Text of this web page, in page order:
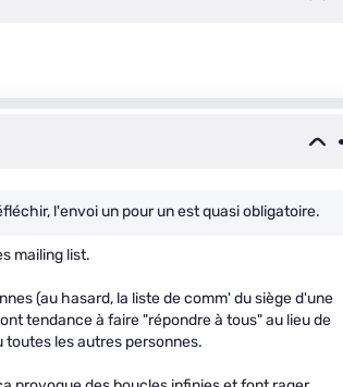
l'envoi un pour un est quasi obligatoire.
mailing list.
(au hasard, la liste de comm' du siège d'une
tendance à faire "répondre à tous" au lieu de
les autres personnes.